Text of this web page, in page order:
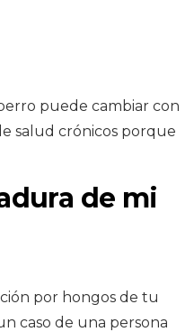
puede cambiar con
salud crónicos porque
de mi
por hongos de tu
caso de una persona